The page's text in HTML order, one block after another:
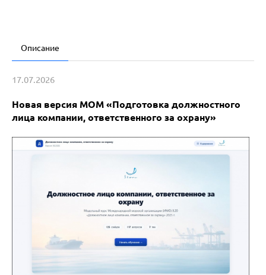
Описание
17.07.2026
Новая версия МОМ «Подготовка должностного
лица компании, ответственного за охрану»